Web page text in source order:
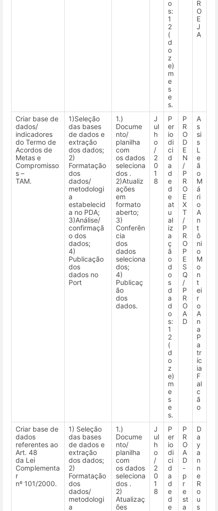
o
s:
1
2
(
d
o
z
e)
m
e
s
e
s.
R
O
E
J
A
Criar base de
dados/
indicadores
do Termo de
Acordos de
Metas e
Compromisso
s –
TAM.
1)Seleção
das bases
de dados e
extração
dos dados;
2)
Formatação
dos
dados/
metodologi
a
estabelecid
a no PDA;
3)Análise/
confirmaçã
o dos
dados;
4)
Publicação
dos
dados no
Port
1.)
Docume
nto/
planilha
com
os dados
seleciona
dos .
2)Atualiz
ações
em
formato
aberto;
3)
Conferên
cia
dos
dados
seleciona
dos;
4)
Publicaç
ão
dos
dados.
J
ul
h
o
/
2
0
1
8
P
er
io
di
ci
d
a
d
e
d
e
at
u
al
iz
a
ç
ã
o
d
o
s
d
a
d
o
s:
1
2
(
d
o
z
e)
m
e
s
e
s.
P
R
O
D
E
N
/
P
R
O
E
X
T
/
P
R
O
P
E
S
Q
/
P
R
O
A
D
A
s
si
s
L
e
ã
o
M
á
ri
o
A
n
t
ô
ni
o
M
o
n
t
ei
r
o
A
n
a
P
a
tr
íc
ia
F
al
c
ã
o
Criar base de
dados
referentes ao
Art. 48
da Lei
Complementa
r
nº 101/2000.
1) Seleção
das bases
de dados e
extração
dos dados;
2)
Formatação
dos
dados/
metodologi
a
1.)
Docume
nto/
planilha
com
os dados
seleciona
dos .
2)
Atualizaç
ões
J
ul
h
o
/
2
0
1
8
P
er
io
di
ci
d
a
d
e
d
e
P
R
O
A
D
-
p
r
e
st
a
D
a
y
a
n
n
e
R
o
u
s